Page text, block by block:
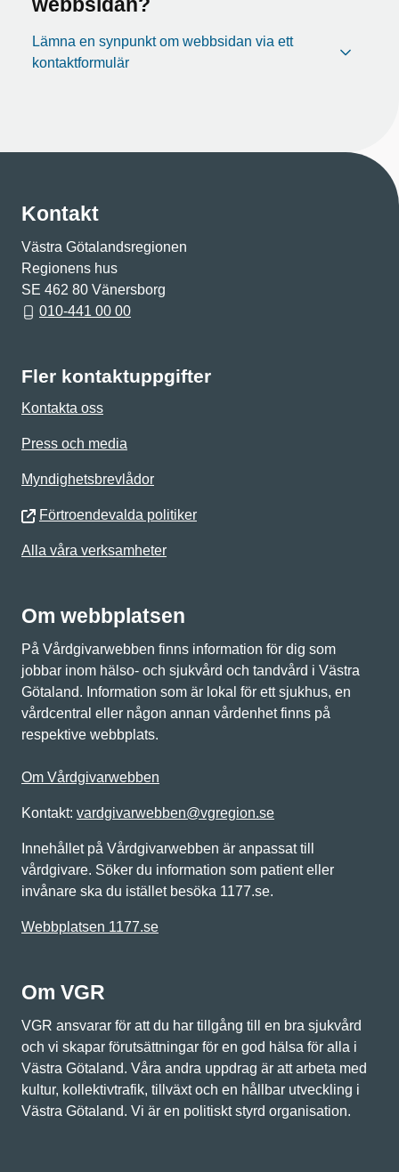
Lämna en synpunkt om webbsidan via ett
kontaktformulär
Kontakt
Västra Götalandsregionen
Regionens hus
SE 462 80 Vänersborg
010-441 00 00
Fler kontaktuppgifter
Kontakta oss
Press och media
Myndighetsbrevlådor
Förtroendevalda politiker
Alla våra verksamheter
Om webbplatsen
På Vårdgivarwebben finns information för dig som
jobbar inom hälso- och sjukvård och tandvård i Västra
Götaland. Information som är lokal för ett sjukhus, en
vårdcentral eller någon annan vårdenhet finns på
respektive webbplats.
Om Vårdgivarwebben
Kontakt: vardgivarwebben@vgregion.se
Innehållet på Vårdgivarwebben är anpassat till
vårdgivare. Söker du information som patient eller
invånare ska du istället besöka 1177.se.
Webbplatsen 1177.se
Om VGR
VGR ansvarar för att du har tillgång till en bra sjukvård
och vi skapar förutsättningar för en god hälsa för alla i
Västra Götaland. Våra andra uppdrag är att arbeta med
kultur, kollektivtrafik, tillväxt och en hållbar utveckling i
Västra Götaland. Vi är en politiskt styrd organisation.